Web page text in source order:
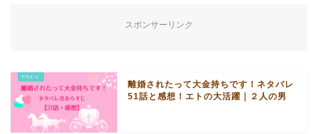
スポンサーリンク
離婚されたって大金持ちです！ネタバレ
51話と感想！エトの大活躍｜２人の男